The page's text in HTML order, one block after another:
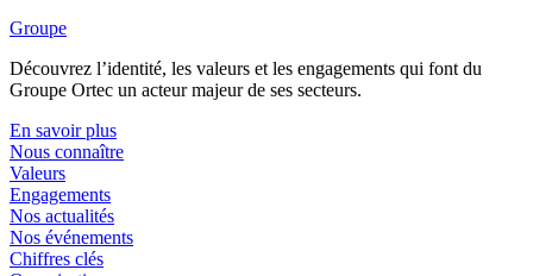
Groupe
Découvrez l’identité, les valeurs et les engagements qui font du
Groupe Ortec un acteur majeur de ses secteurs.
En savoir plus
Nous connaître
Valeurs
Engagements
Nos actualités
Nos événements
Chiffres clés